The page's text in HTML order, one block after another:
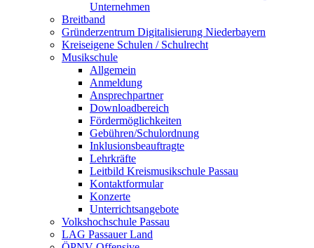
Unternehmen
Breitband
Gründerzentrum Digitalisierung Niederbayern
Kreiseigene Schulen / Schulrecht
Musikschule
Allgemein
Anmeldung
Ansprechpartner
Downloadbereich
Fördermöglichkeiten
Gebühren/Schulordnung
Inklusionsbeauftragte
Lehrkräfte
Leitbild Kreismusikschule Passau
Kontaktformular
Konzerte
Unterrichtsangebote
Volkshochschule Passau
LAG Passauer Land